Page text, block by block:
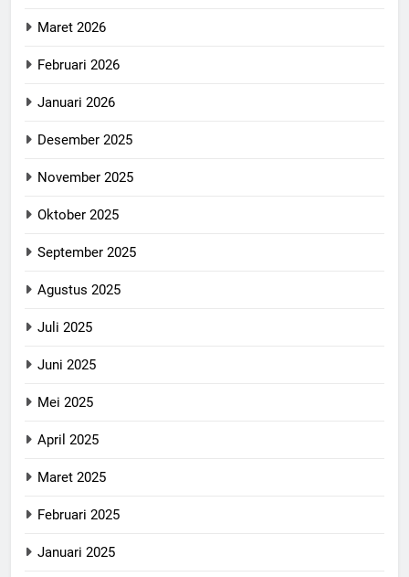
Maret 2026
Februari 2026
Januari 2026
Desember 2025
November 2025
Oktober 2025
September 2025
Agustus 2025
Juli 2025
Juni 2025
Mei 2025
April 2025
Maret 2025
Februari 2025
Januari 2025